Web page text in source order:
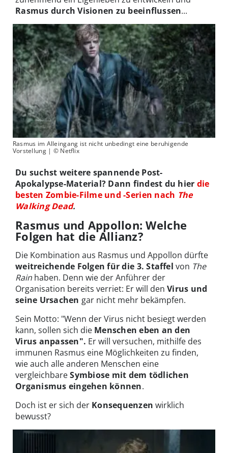
Rasmus durch Visionen zu beeinflussen...
Rasmus im Alleingang ist nicht unbedingt eine beruhigende
Vorstellung | © Netflix
Du suchst weitere spannende Post-
Apokalypse-Material? Dann findest du hier die
besten Zombie-Filme und -Serien nach The
Walking Dead.
Rasmus und Appollon: Welche
Folgen hat die Allianz?
Die Kombination aus Rasmus und Appollon dürfte
weitreichende Folgen für die 3. Staffel von The
Rain haben. Denn wie der Anführer der
Organisation bereits verriet: Er will den Virus und
seine Ursachen gar nicht mehr bekämpfen.
Sein Motto: "Wenn der Virus nicht besiegt werden
kann, sollen sich die Menschen eben an den
Virus anpassen". Er will versuchen, mithilfe des
immunen Rasmus eine Möglichkeiten zu finden,
wie auch alle anderen Menschen eine
vergleichbareSymbiose mit dem tödlichen
Organismus eingehen können.
Doch ist er sich der Konsequenzen wirklich
bewusst?